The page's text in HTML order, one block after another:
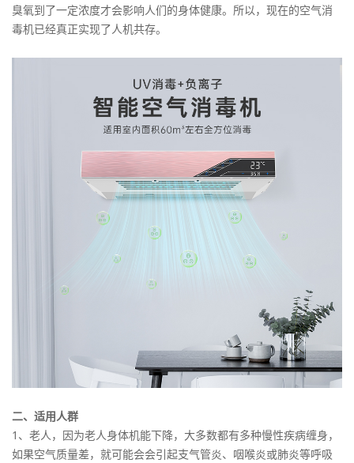
臭氧到了一定浓度才会影响人们的身体健康。所以，现在的空气消
毒机已经真正实现了人机共存。
二、适用人群
1、老人，因为老人身体机能下降，大多数都有多种慢性疾病缠身，
如果空气质量差，就可能会会引起支气管炎、咽喉炎或肺炎等呼吸